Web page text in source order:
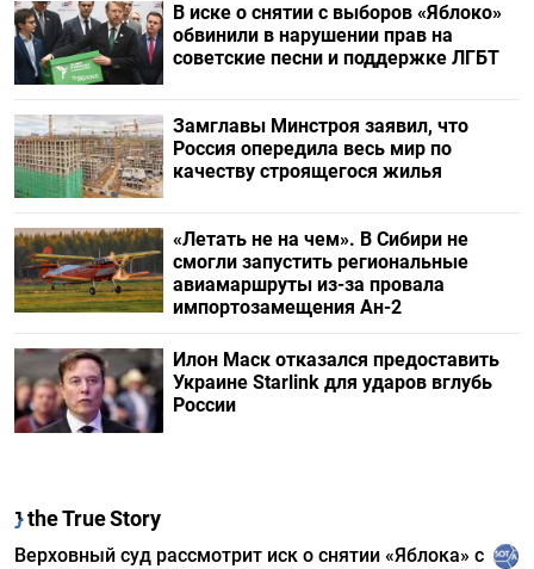
В иске о снятии с выборов «Яблоко»
обвинили в нарушении прав на
советские песни и поддержке ЛГБТ
Замглавы Минстроя заявил, что
Россия опередила весь мир по
качеству строящегося жилья
«Летать не на чем». В Сибири не
смогли запустить региональные
авиамаршруты из-за провала
импортозамещения Ан-2
Илон Маск отказался предоставить
Украине Starlink для ударов вглубь
России